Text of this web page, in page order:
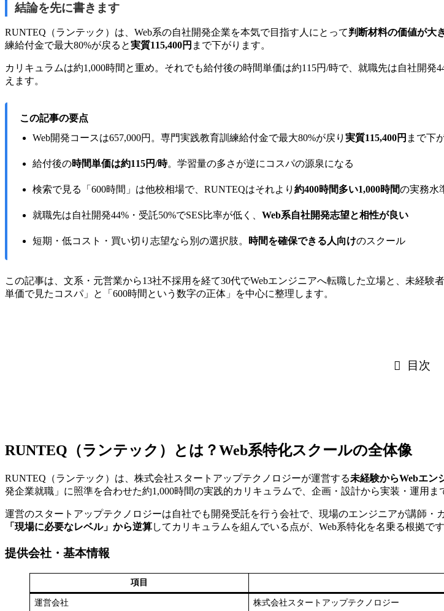
結論を先に書きます
RUNTEQ（ランテック）は、Web系の自社開発企業を本気で目指す人にとって判断材料の価値が大
練給付金で最大80%が戻ると実質115,400円 まで下がります。
カリキュラムは約1,000時間と重め。それでも給付後の時間単価は約115円/時で、就職先は自社開発
えます。
この記事の要点
Web開発コースは657,000円。専門実践教育訓練給付金で最大80%が戻り 実質115,400円 まで下
給付後の時間単価は約115円/時。学習量の多さが逆にコスパの源泉になる
検索で見る「600時間」は他校相場で、RUNTEQはそれより 約400時間多い1,000時間の実務水
就職先は自社開発44%・受託50%でSES比率が低く、 Web系自社開発志望と相性が良い
短期・低コスト・買い切り志望なら別の選択肢。 時間を確保できる人向けのスクール
この記事は、文系・元営業から13社不採用を経て30代でWebエンジニアへ転職した立場と、未経
単価で見たコスパ」と「600時間という数字の正体」を中心に整理します。
目次
RUNTEQ（ランテック）とは？Web系特化スクールの全体像
RUNTEQ（ランテック）は、株式会社スタートアップテクノロジーが運営する未経験からWebエン
発企業就職」に照準を合わせた約1,000時間の実践的カリキュラムで、企画・設計から実装・運用ま
運営のスタートアップテクノロジーは自社でも開発受託を行う会社で、現場のエンジニアが講師・
「現場に必要なレベル」から逆算してカリキュラムを組んでいる点が、Web系特化を名乗る根拠です
提供会社・基本情報
項目
運営会社 株式会社スタートアップテクノロジー